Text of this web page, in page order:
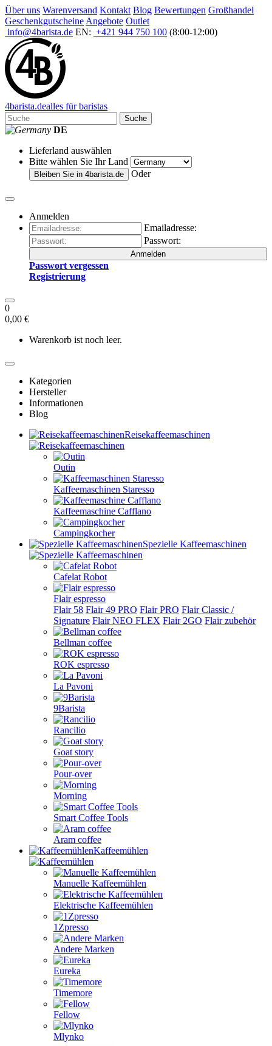
Über uns Warenversand Kontakt Blog Bewertungen Großhandel
Geschenkgutscheine Angebote Outlet
info@4barista.de EN: +421 944 750 100 (8:00-12:00)
4barista.dealles für baristas
Suche
DE
Lieferland auswählen
Bitte wählen Sie Ihr Land
Bleiben Sie in 4barista.de Oder
Anmelden
Emailadresse:
Passwort:
Anmelden
Passwort vergessen
Registrierung
0
0,00 €
Warenkorb ist noch leer.
Kategorien
Hersteller
Informationen
Blog
Reisekaffeemaschinen
Outin
Kaffeemaschinen Staresso
Kaffeemaschine Cafflano
Campingkocher
Spezielle Kaffeemaschinen
Cafelat Robot
Flair espresso
Flair 58 Flair 49 PRO Flair PRO Flair Classic /
Signature Flair NEO FLEX Flair 2GO Flair zubehör
Bellman coffee
ROK espresso
La Pavoni
9Barista
Rancilio
Goat story
Pour-over
Morning
Smart Coffee Tools
Aram coffee
Kaffeemühlen
Manuelle Kaffeemühlen
Elektrische Kaffeemühlen
1Zpresso
Andere Marken
Eureka
Timemore
Fellow
Mlynko